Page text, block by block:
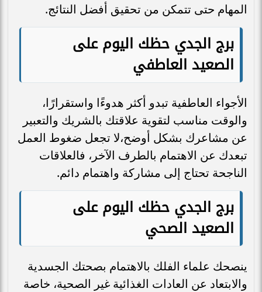
المهام حتى تتمكن من تحقيق أفضل النتائج.
برج الجدي حظك اليوم على
الصعيد العاطفي
الأجواء العاطفية تبدو أكثر هدوءًا واستقرارًا،
والوقت مناسب لتقوية علاقتك بالشريك والتعبير
عن مشاعرك بشكل أوضح،لا تجعل ضغوط العمل
تبعدك عن الاهتمام بالطرف الآخر، فالعلاقات
الناجحة تحتاج إلى مشاركة واهتمام دائم.
برج الجدي حظك اليوم على
الصعيد الصحي
ينصحك علماء الفلك بالاهتمام بصحتك الجسدية
والابتعاد عن العادات الغذائية غير الصحية، خاصة